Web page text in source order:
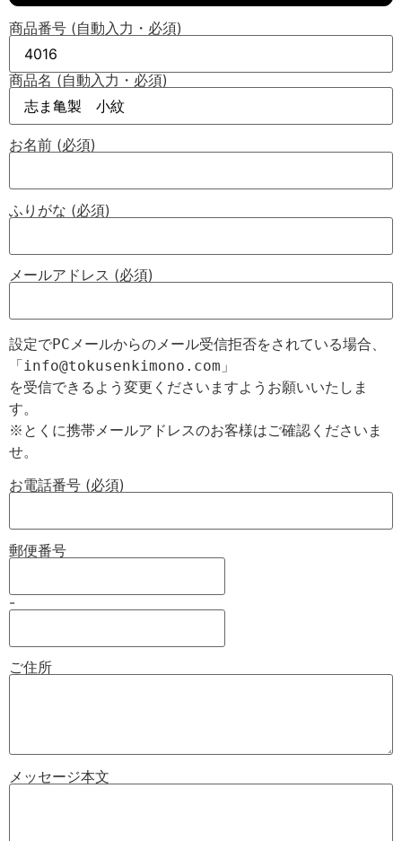
商品番号 (自動入力・必須)
商品名 (自動入力・必須)
お名前 (必須)
ふりがな (必須)
メールアドレス (必須)
設定でPCメールからのメール受信拒否をされている場合、
「info@tokusenkimono.com」
を受信できるよう変更くださいますようお願いいたしま
す。
※とくに携帯メールアドレスのお客様はご確認くださいま
お電話番号 (必須)
郵便番号
-
ご住所
メッセージ本文